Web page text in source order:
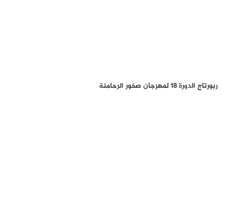
ربورتاج الدورة 18 لمهرجان صخور الرحامنة